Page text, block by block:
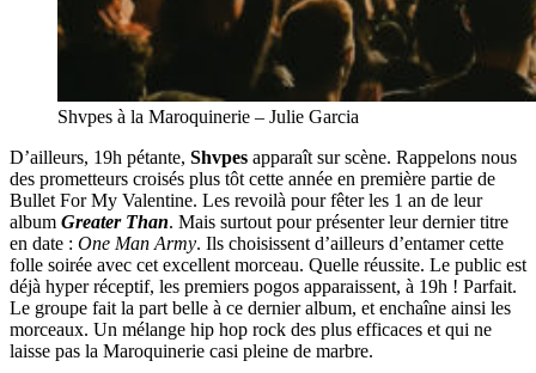
Shvpes à la Maroquinerie – Julie Garcia
D’ailleurs, 19h pétante, Shvpes apparaît sur scène. Rappelons nous
des prometteurs croisés plus tôt cette année en première partie de
Bullet For My Valentine. Les revoilà pour fêter les 1 an de leur
album Greater Than. Mais surtout pour présenter leur dernier titre
en date : One Man Army. Ils choisissent d’ailleurs d’entamer cette
folle soirée avec cet excellent morceau. Quelle réussite. Le public est
déjà hyper réceptif, les premiers pogos apparaissent, à 19h ! Parfait.
Le groupe fait la part belle à ce dernier album, et enchaîne ainsi les
morceaux. Un mélange hip hop rock des plus efficaces et qui ne
laisse pas la Maroquinerie casi pleine de marbre.